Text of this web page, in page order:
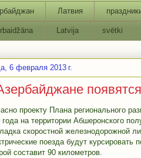
Латвия
Latvija svētki
6 февраля 2013 г.
проекту Плана регионального
года на территории Абшеронского
скоростной железнодорожной
поезда будут курсировать
составит 90 километров.